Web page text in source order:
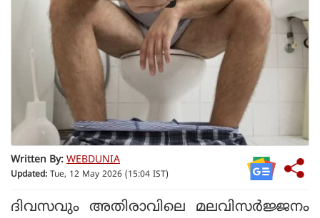
Written By: WEBDUNIA
Updated: Tue, 12 May 2026 (15:04 IST)
ദിവസവും അതിരാവിലെ മലവിസർജ്ജനം